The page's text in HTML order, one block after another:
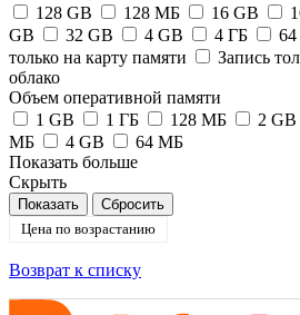
128 GB
128 МБ 16 GB
GB
32 GB 4 GB 4 ГБ
только на карту памяти
Запись
облако
Объем оперативной памяти
1 GB
1 ГБ 128 МБ 2 GB
МБ
4 GB
64 MБ
Показать больше
Скрыть
Цена по возрастанию
Возврат к списку